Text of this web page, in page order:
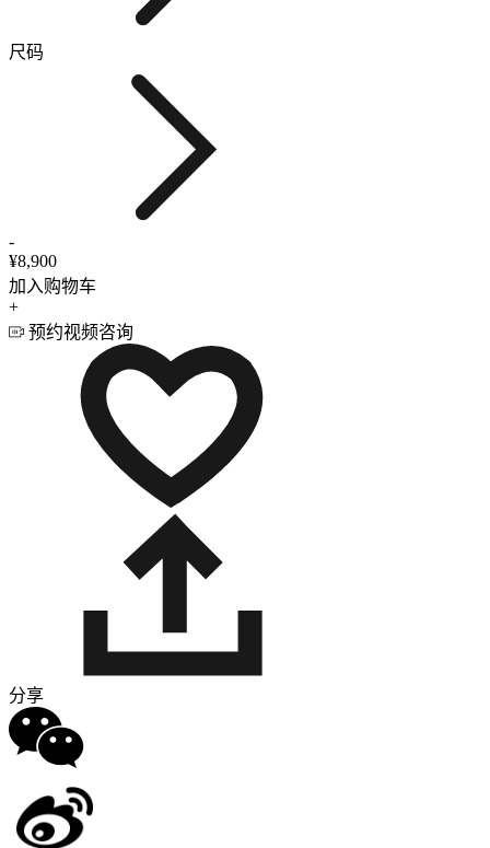
尺码
-
¥8,900
加入购物车
+
预约视频咨询
分享